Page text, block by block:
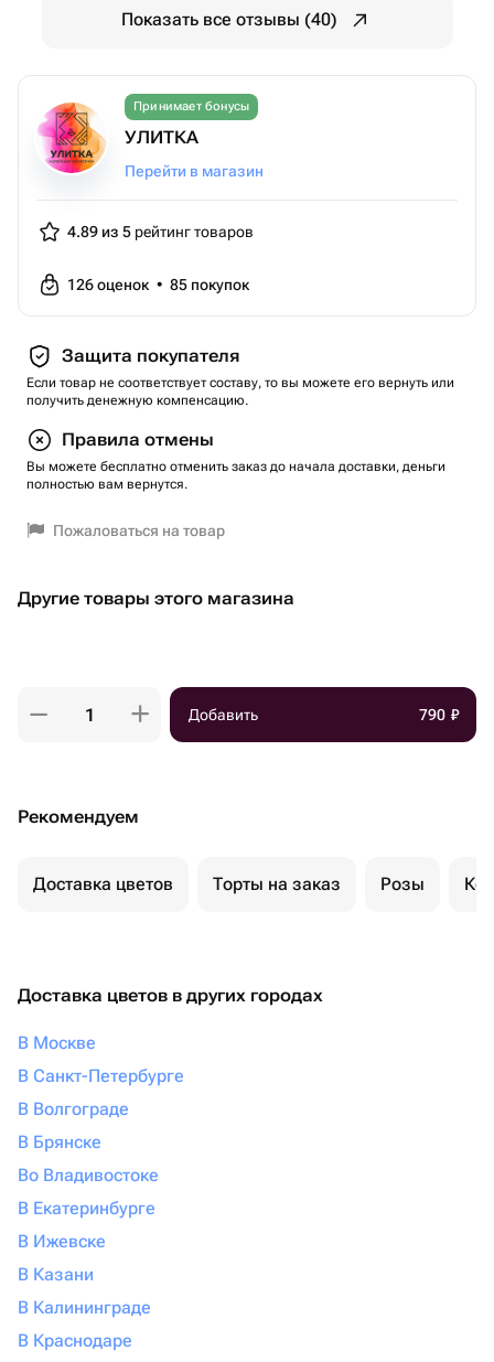
Показать все отзывы (40)
Принимает бонусы
УЛИТКА
Перейти в магазин
4.89 из 5 рейтинг товаров
126оценок • 85 покупок
Защита покупателя
Если товар не соответствует составу, то вы можете его вернуть или
получить денежную компенсацию.
Правила отмены
Вы можете бесплатно отменить заказ до начала доставки, деньги
полностью вам вернутся.
Пожаловаться на товар
Другие товары этого магазина
Добавить 790 ₽
Рекомендуем
Доставка цветов Торты на заказ Розы
Доставка цветов в других городах
В Москве
В Санкт-Петербурге
В Волгограде
В Брянске
Во Владивостоке
В Екатеринбурге
В Ижевске
В Казани
В Калининграде
В Краснодаре